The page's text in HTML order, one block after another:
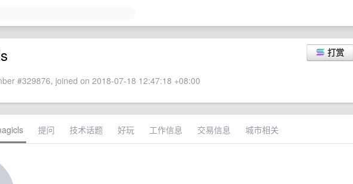
打赏
#329876, joined on 2018-07-18 12:47:18 +08:00
提问 技术话题 好玩 工作信息 交易信息 城市相关